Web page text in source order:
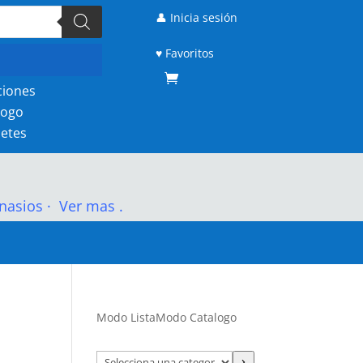
👤 Inicia sesión
♥ Favoritos
· Ver mas .
Modo ListaModo Catalogo
Selecciona